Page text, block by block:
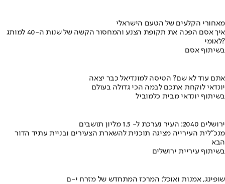
מאחורי הקלעים של הטעם הישראלי
איך אסם הפכה את תקופת הצנע והמחסור הקשה של שנות ה-40 למותג
לאומי?
בשיתוף אסם
אתם עוד לא שם? הטיסה למונדיאל כבר יצאה
יונדאי לוקחת אתכם לבמה הכי גדולה בעולם
בשיתוף יונדאי מבית כלמוביל
ירושלים 2040: העיר נערכת ל- 1.5 מליון תושבים
מנכ"לית העירייה מציגה תוכנית להשארת הצעירים ובניית עתיד הדור
הבא
בשיתוף עיריית ירושלים
שופינג, אמנות ואוכל: המרכז המתחדש של מזרח י-ם